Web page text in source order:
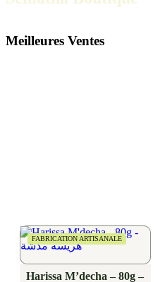
Meilleures Ventes
FABRICATION ARTISANALE
Harissa M’decha – 80g –